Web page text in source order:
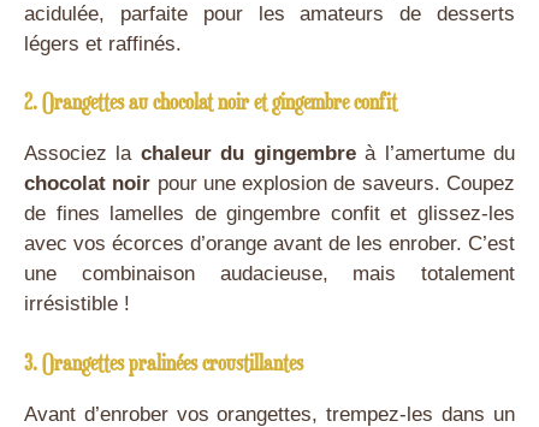
acidulée, parfaite pour les amateurs de desserts
légers et raffinés.
2. Orangettes au chocolat noir et gingembre confit
Associez la chaleur du gingembreà l’amertume du
chocolat noir pour une explosion de saveurs. Coupez
de fines lamelles de gingembre confit et glissez-les
avec vos écorces d’orange avant de les enrober. C’est
une combinaison audacieuse, mais totalement
irrésistible !
3. Orangettes pralinées croustillantes
Avant d’enrober vos orangettes, trempez-les dans un